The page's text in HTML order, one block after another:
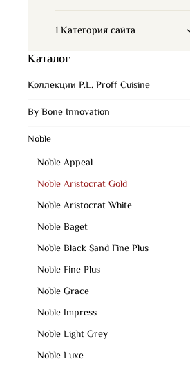
1 Категория сайта
Каталог
Коллекции P.L. Proff Cuisine
By Bone Innovation
Noble
Noble Appeal
Noble Aristocrat Gold
Noble Aristocrat White
Noble Baget
Noble Black Sand Fine Plus
Noble Fine Plus
Noble Grace
Noble Impress
Noble Light Grey
Noble Luxe